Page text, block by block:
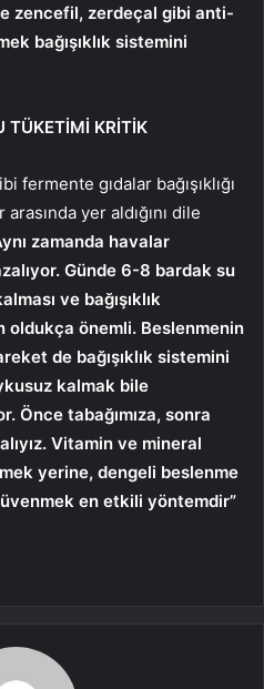
zencefil, zerdeçal gibi anti-
bağışıklık sistemini
TÜKETİMİ KRİTİK
fermente gıdalar bağışıklığı
yer aldığını dile
zamanda havalar
Günde 6-8 bardak su
ve bağışıklık
oldukça önemli. Beslenmenin
de bağışıklık sistemini
kalmak bile
Önce tabağımıza, sonra
Vitamin ve mineral
yerine, dengeli beslenme
en etkili yöntemdir”